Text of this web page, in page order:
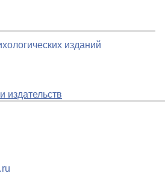
изданий
издательств